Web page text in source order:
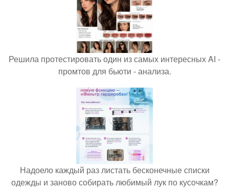
Решила протестировать один из самых интересных AI -
промтов для бьюти - анализа.
Надоело каждый раз листать бесконечные списки
одежды и заново собирать любимый лук по кусочкам?